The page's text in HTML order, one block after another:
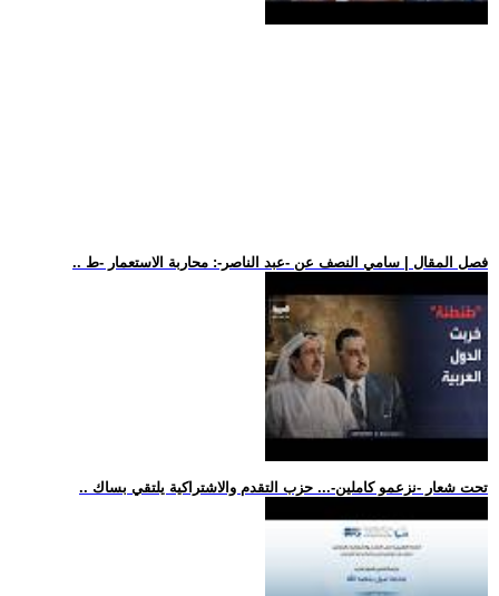
.. فصل المقال | سامي النصف عن -عبد الناصر-: محاربة الاستعمار -ط
.. تحت شعار -نزعمو كاملين-... حزب التقدم والاشتراكية يلتقي بساك